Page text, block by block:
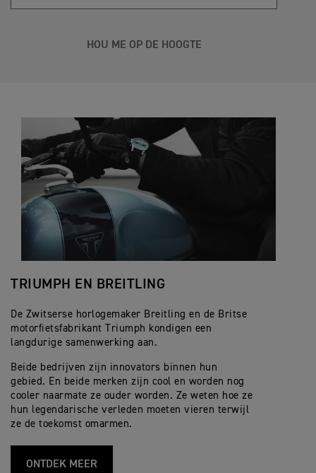
HOU ME OP DE HOOGTE
TRIUMPH EN BREITLING
De Zwitserse horlogemaker Breitling en de Britse
motorfietsfabrikant Triumph kondigen een
langdurige samenwerking aan.
Beide bedrijven zijn innovators binnen hun
gebied. En beide merken zijn cool en worden nog
cooler naarmate ze ouder worden. Ze weten hoe ze
hun legendarische verleden moeten vieren terwijl
ze de toekomst omarmen.
ONTDEK MEER